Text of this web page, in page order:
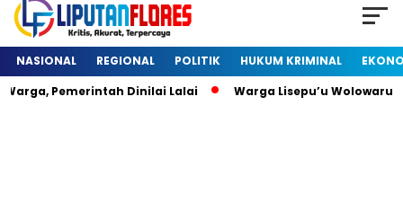
NASIONAL REGIONAL POLITIK HUKUM KRIMINAL
Pemerintah Dinilai Lalai
Warga Lisepu’u Wolowaru